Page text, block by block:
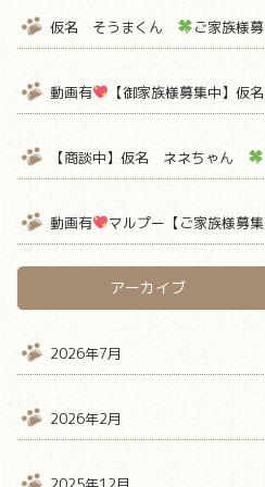
仮名 そうまくん ご家族様募集中
動画有 【御家族様募集中】仮名ミミちゃん
【商談中】仮名 ネネちゃん
動画有 マルプー【ご家族様募集中】 仮名ミルクボーロ君
アーカイブ
2026年7月
2026年2月